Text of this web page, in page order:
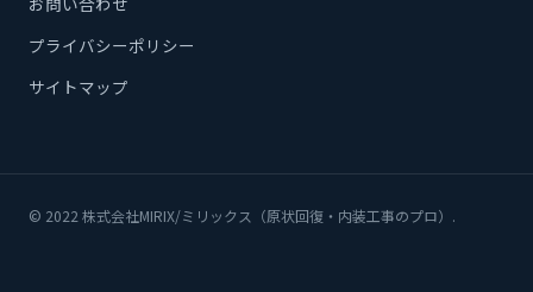
プライバシーポリシー
サイトマップ
© 2022 株式会社MIRIX/ミリックス（原状回復・内装工事のプロ）.